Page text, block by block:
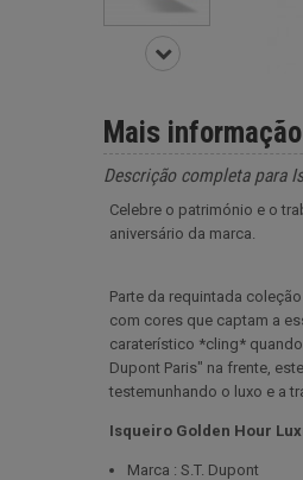
Mais informação
Descrição completa para
Celebre o património e o
aniversário da marca.
Parte da requintada
com cores que captam a
caraterístico *cling* quando
Dupont Paris" na frente,
testemunhando o luxo e a
Isqueiro Golden Hour
Marca : S.T. Dupont